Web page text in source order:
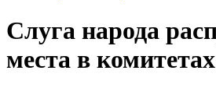
Слуга народа
места в комитетах